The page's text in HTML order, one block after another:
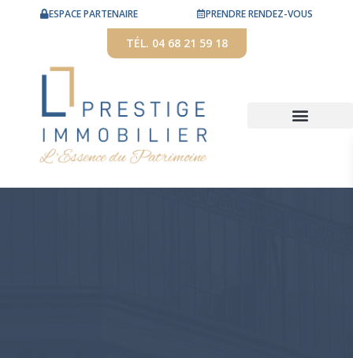
ESPACE PARTENAIRE PRENDRE RENDEZ-VOUS
TÉL. 04 68 21 59 18